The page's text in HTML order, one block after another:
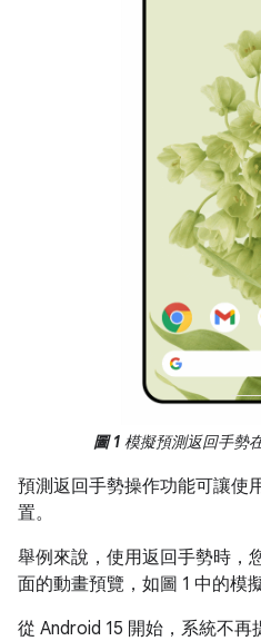
圖 1 模擬預測返回手勢
預測返回手勢操作功能可讓使
置。
舉例來說，使用返回手勢時，
面的動畫預覽，如圖 1 中的模
從 Android 15 開始，系統不